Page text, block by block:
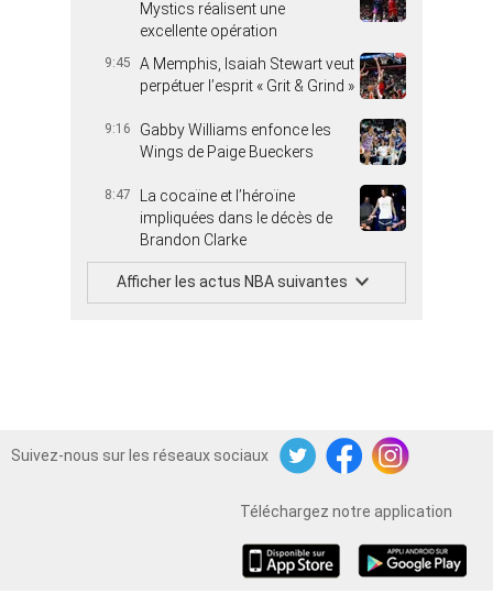
Mystics réalisent une
excellente opération
9:45
A Memphis, Isaiah Stewart veut
perpétuer l’esprit « Grit & Grind »
9:16
Gabby Williams enfonce les
Wings de Paige Bueckers
8:47
La cocaïne et l’héroïne
impliquées dans le décès de
Brandon Clarke
Afficher les actus NBA suivantes
Suivez-nous sur les réseaux sociaux
TwitterFacebookInstagram
Téléchargez notre application